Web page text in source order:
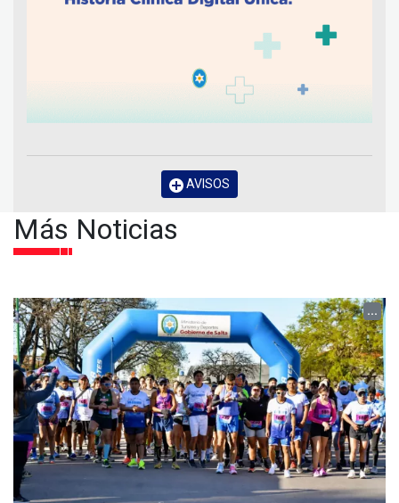
AVISOS
Más Noticias
...